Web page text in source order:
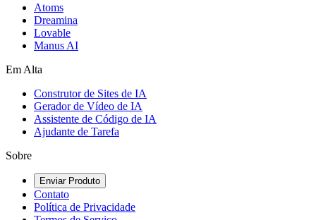
Atoms
Dreamina
Lovable
Manus AI
Em Alta
Construtor de Sites de IA
Gerador de Vídeo de IA
Assistente de Código de IA
Ajudante de Tarefa
Sobre
Enviar Produto
Contato
Política de Privacidade